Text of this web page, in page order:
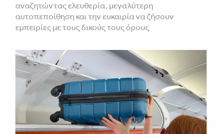
αναζητώντας ελευθερία, μεγαλύτερη
αυτοπεποίθηση και την ευκαιρία να ζήσουν
εμπειρίες με τους δικούς τους όρους